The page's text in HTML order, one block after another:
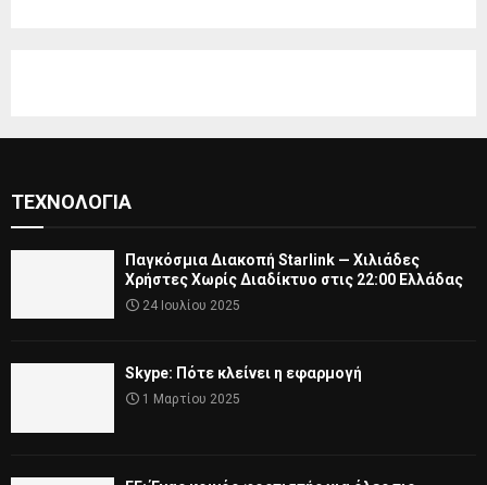
ΤΕΧΝΟΛΟΓΊΑ
Παγκόσμια Διακοπή Starlink — Χιλιάδες
Χρήστες Χωρίς Διαδίκτυο στις 22:00 Ελλάδας
24 Ιουλίου 2025
Skype: Πότε κλείνει η εφαρμογή
1 Μαρτίου 2025